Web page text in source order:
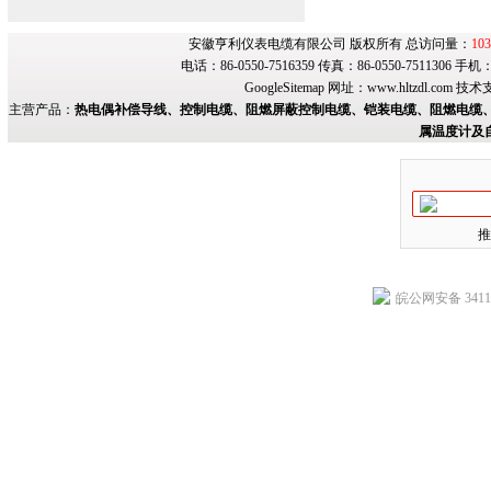
安徽亨利仪表电缆有限公司 版权所有 总访问量：
电话：86-0550-7516359 传真：86-0550-7511306 手
GoogleSitemap网址： www.hltzdl.com技术
主营产品： 热电偶补偿导线、控制电缆、阻燃屏蔽控制电缆、铠装电缆、阻燃电
属温度计及
皖公网安备